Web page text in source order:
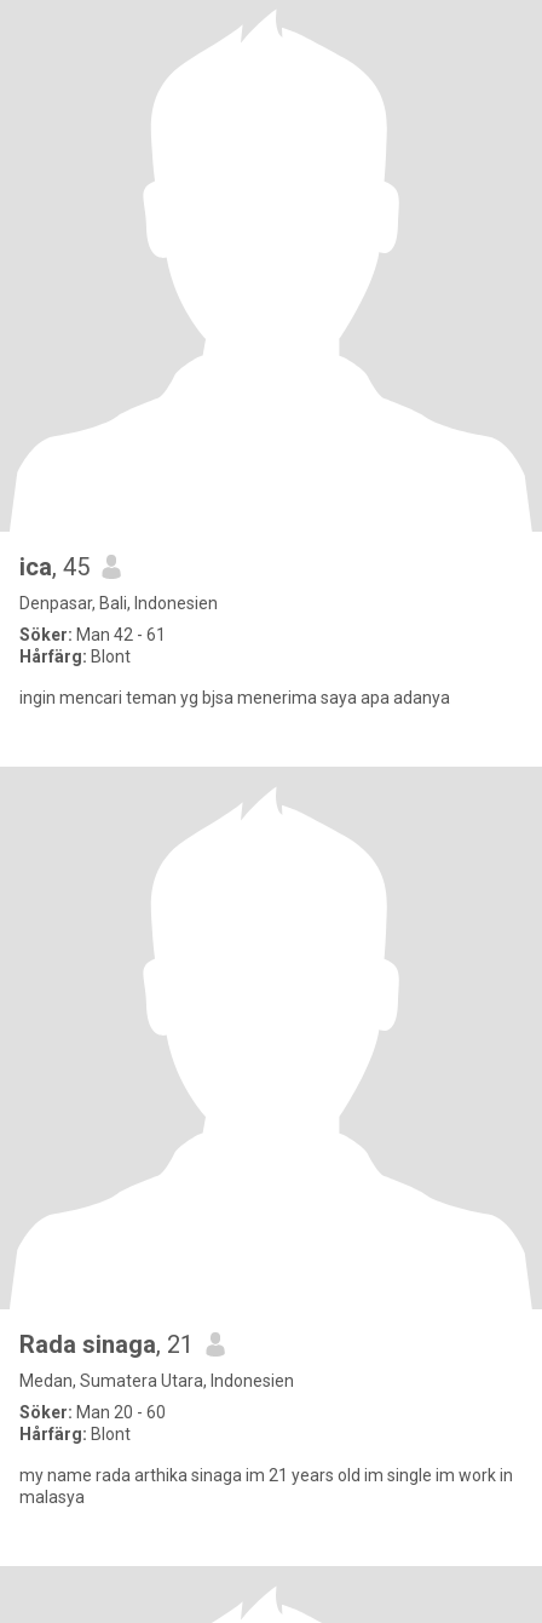
ica, 45
Denpasar, Bali, Indonesien
Söker: Man 42 - 61
Hårfärg: Blont
ingin mencari teman yg bjsa menerima saya apa adanya
Rada sinaga, 21
Medan, Sumatera Utara, Indonesien
Söker: Man 20 - 60
Hårfärg: Blont
my name rada arthika sinaga im 21 years old im single im work in
malasya